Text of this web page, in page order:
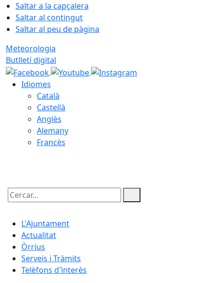
Saltar a la capçalera
Saltar al contingut
Saltar al peu de pàgina
Meteorologia
Butlletí digital
Idiomes
Català
Castellà
Anglès
Alemany
Francès
Cercar:
L'Ajuntament
Actualitat
Òrrius
Serveis i Tràmits
Telèfons d'ìnterès